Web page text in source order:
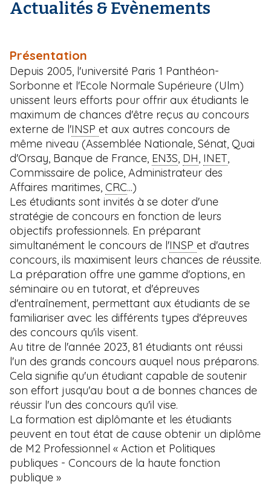
A
n
e
Actualités & Evènements
Présentation
Depuis 2005, l'université Paris 1 Panthéon-
Sorbonne et l'Ecole Normale Supérieure (Ulm)
unissent leurs efforts pour offrir aux étudiants le
maximum de chances d'être reçus au concours
externe de l'INSP et aux autres concours de
même niveau (Assemblée Nationale, Sénat, Quai
d'Orsay, Banque de France, EN3S, DH, INET,
Commissaire de police, Administrateur des
Affaires maritimes, CRC...)
Les étudiants sont invités à se doter d'une
stratégie de concours en fonction de leurs
objectifs professionnels. En préparant
simultanément le concours de l'INSP et d'autres
concours, ils maximisent leurs chances de réussite.
La préparation offre une gamme d'options, en
séminaire ou en tutorat, et d'épreuves
d'entraînement, permettant aux étudiants de se
familiariser avec les différents types d'épreuves
des concours qu'ils visent.
Au titre de l'année 2023, 81 étudiants ont réussi
l'un des grands concours auquel nous préparons.
Cela signifie qu'un étudiant capable de soutenir
son effort jusqu'au bout a de bonnes chances de
réussir l'un des concours qu'il vise.
La formation est diplômante et les étudiants
peuvent en tout état de cause obtenir un diplôme
de M2 Professionnel « Action et Politiques
publiques - Concours de la haute fonction
publique »